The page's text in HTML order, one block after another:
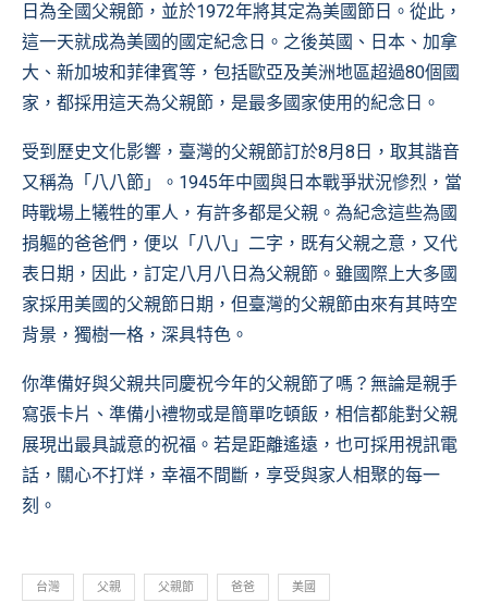
日為全國父親節，並於1972年將其定為美國節日。從此，
這一天就成為美國的國定紀念日。之後英國、日本、加拿
大、新加坡和菲律賓等，包括歐亞及美洲地區超過80個國
家，都採用這天為父親節，是最多國家使用的紀念日。
受到歷史文化影響，臺灣的父親節訂於8月8日，取其諧音
又稱為「八八節」。1945年中國與日本戰爭狀況慘烈，當
時戰場上犧牲的軍人，有許多都是父親。為紀念這些為國
捐軀的爸爸們，便以「八八」二字，既有父親之意，又代
表日期，因此，訂定八月八日為父親節。雖國際上大多國
家採用美國的父親節日期，但臺灣的父親節由來有其時空
背景，獨樹一格，深具特色。
你準備好與父親共同慶祝今年的父親節了嗎？無論是親手
寫張卡片、準備小禮物或是簡單吃頓飯，相信都能對父親
展現出最具誠意的祝福。若是距離遙遠，也可採用視訊電
話，關心不打烊，幸福不間斷，享受與家人相聚的每一
刻。
台灣 父親 父親節 爸爸 美國